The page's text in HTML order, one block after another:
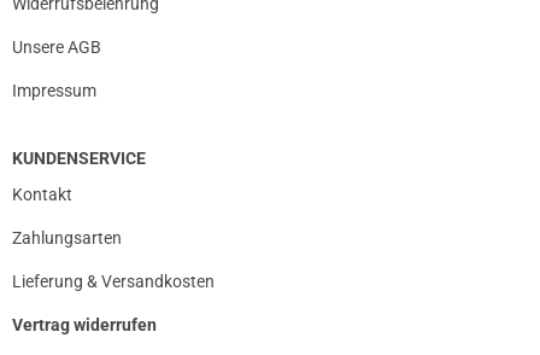
Unsere AGB
Impressum
KUNDENSERVICE
Kontakt
Zahlungsarten
Lieferung & Versandkosten
Vertrag widerrufen